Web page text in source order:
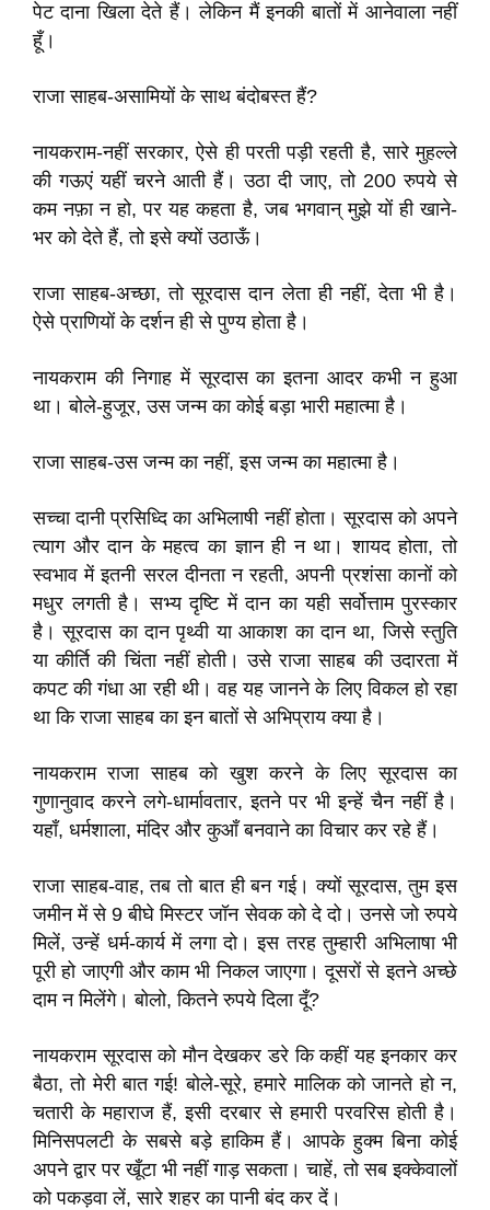
पेट दाना खिला देते हैं। लेकिन मैं इनकी बातों में आनेवाला नहीं
हूँ।
राजा साहब-असामियों के साथ बंदोबस्त हैं?
नायकराम-नहीं सरकार, ऐसे ही परती पड़ी रहती है, सारे मुहल्ले
की गऊएं यहीं चरने आती हैं। उठा दी जाए, तो 200 रुपये से
कम नफ़ा न हो, पर यह कहता है, जब भगवान् मुझे यों ही खाने-
भर को देते हैं, तो इसे क्यों उठाऊँ।
राजा साहब-अच्छा, तो सूरदास दान लेता ही नहीं, देता भी है।
ऐसे प्राणियों के दर्शन ही से पुण्य होता है।
नायकराम की निगाह में सूरदास का इतना आदर कभी न हुआ
था। बोले-हुजूर, उस जन्म का कोई बड़ा भारी महात्मा है।
राजा साहब-उस जन्म का नहीं, इस जन्म का महात्मा है।
सच्चा दानी प्रसिध्दि का अभिलाषी नहीं होता। सूरदास को अपने
त्याग और दान के महत्व का ज्ञान ही न था। शायद होता, तो
स्वभाव में इतनी सरल दीनता न रहती, अपनी प्रशंसा कानों को
मधुर लगती है। सभ्य दृष्टि में दान का यही सर्वोत्ताम पुरस्कार
है। सूरदास का दान पृथ्वी या आकाश का दान था, जिसे स्तुति
या कीर्ति की चिंता नहीं होती। उसे राजा साहब की उदारता में
कपट की गंधा आ रही थी। वह यह जानने के लिए विकल हो रहा
था कि राजा साहब का इन बातों से अभिप्राय क्या है।
नायकराम राजा साहब को खुश करने के लिए सूरदास का
गुणानुवाद करने लगे-धार्मावतार, इतने पर भी इन्हें चैन नहीं है।
यहाँ, धर्मशाला, मंदिर और कुआँ बनवाने का विचार कर रहे हैं।
राजा साहब-वाह, तब तो बात ही बन गई। क्यों सूरदास, तुम इस
जमीन में से 9 बीघे मिस्टर जॉन सेवक को दे दो। उनसे जो रुपये
मिलें, उन्हें धर्म-कार्य में लगा दो। इस तरह तुम्हारी अभिलाषा भी
पूरी हो जाएगी और काम भी निकल जाएगा। दूसरों से इतने अच्छे
दाम न मिलेंगे। बोलो, कितने रुपये दिला दूँ?
नायकराम सूरदास को मौन देखकर डरे कि कहीं यह इनकार कर
बैठा, तो मेरी बात गई! बोले-सूरे, हमारे मालिक को जानते हो न,
चतारी के महाराज हैं, इसी दरबार से हमारी परवरिस होती है।
मिनिसपलटी के सबसे बड़े हाकिम हैं। आपके हुक्म बिना कोई
अपने द्वार पर खूँटा भी नहीं गाड़ सकता। चाहें, तो सब इक्केवालों
को पकड़वा लें, सारे शहर का पानी बंद कर दें।